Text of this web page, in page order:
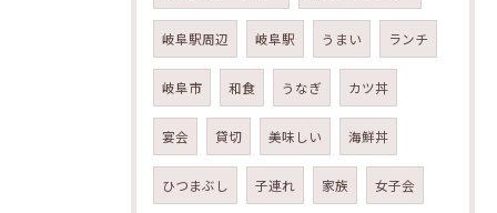
岐阜駅周辺 岐阜駅 うまい ランチ
岐阜市 和食 うなぎ カツ丼
宴会 貸切 美味しい 海鮮丼
ひつまぶし 子連れ 家族 女子会